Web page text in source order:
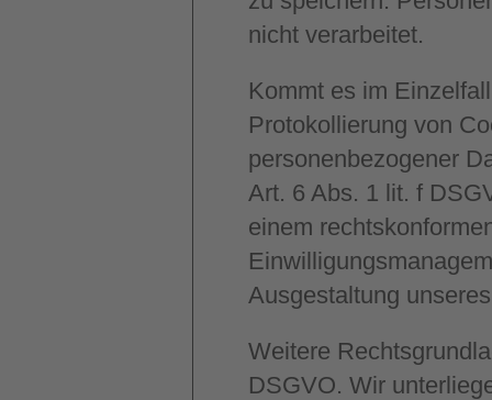
nicht verarbeitet.
Kommt es im
Protokollierung von
personenbezogener
Art. 6 Abs. 1 lit. f
einem
Ausgestaltung
Weitere
DSGVO. Wir